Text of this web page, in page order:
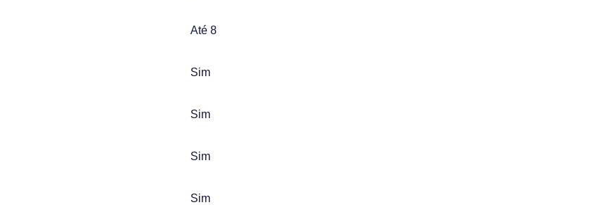
Até 8
Sim
Sim
Sim
Sim